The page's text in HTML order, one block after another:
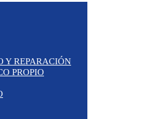
Y REPARACIÓN
PROPIO